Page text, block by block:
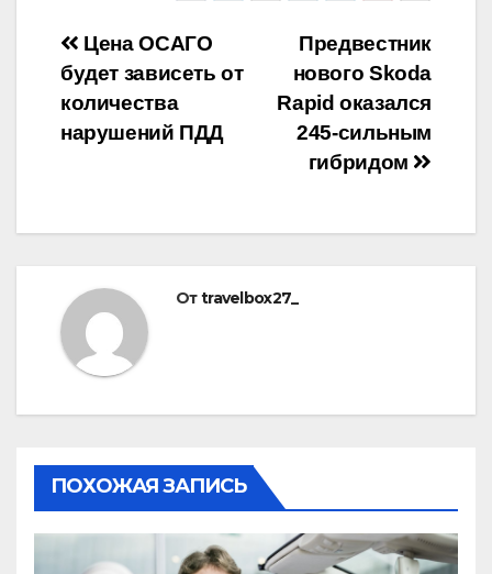
Навигация
по
записям
Предвестник
нового Skoda
Rapid оказался
245-сильным
гибридом
Цена ОСАГО
будет зависеть от
количества
нарушений ПДД
Отtravelbox27_
ПОХОЖАЯ ЗАПИСЬ